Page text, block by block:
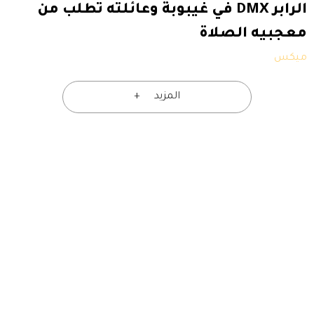
الرابر DMX في غيبوبة وعائلته تطلب من
معجبيه الصلاة
ميكس
المزيد